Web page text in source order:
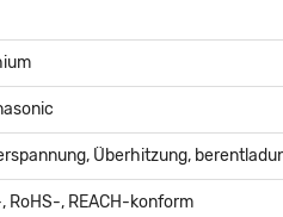
Überhitzung,
RoHS-, REACH-konform